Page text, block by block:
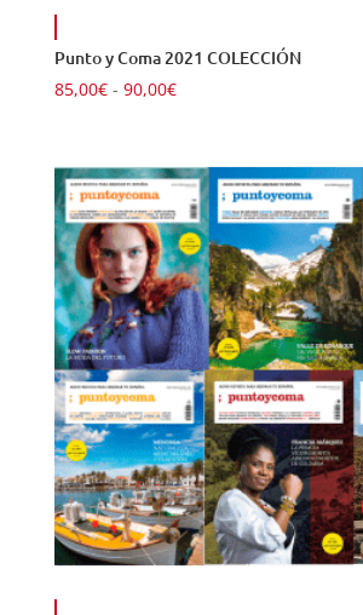
Punto y Coma 2021 COLECCIÓN
85,00€ - 90,00€Rango
desde
85,00€
hasta
90,00€